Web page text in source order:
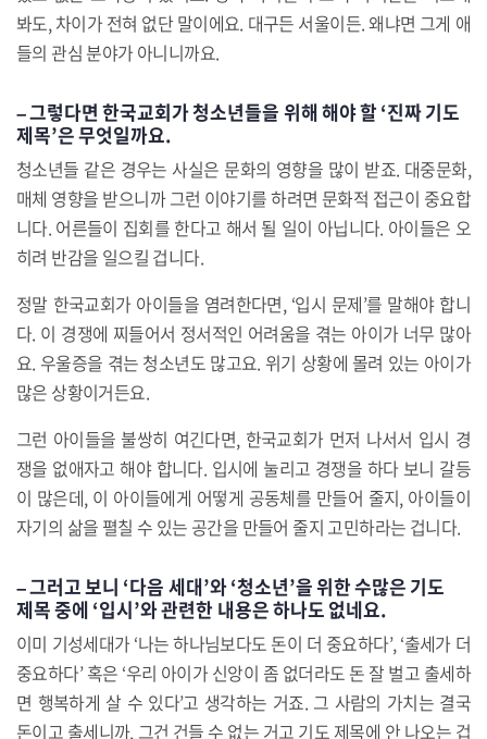
봐도, 차이가 전혀 없단 말이에요. 대구든 서울이든. 왜냐면 그게 애
들의 관심 분야가 아니니까요.
– 그렇다면 한국교회가 청소년들을 위해 해야 할 ‘진짜 기도
제목’은 무엇일까요.
청소년들 같은 경우는 사실은 문화의 영향을 많이 받죠. 대중문화,
매체 영향을 받으니까 그런 이야기를 하려면 문화적 접근이 중요합
니다. 어른들이 집회를 한다고 해서 될 일이 아닙니다. 아이들은 오
히려 반감을 일으킬 겁니다.
정말 한국교회가 아이들을 염려한다면, ‘입시 문제’를 말해야 합니
다. 이 경쟁에 찌들어서 정서적인 어려움을 겪는 아이가 너무 많아
요. 우울증을 겪는 청소년도 많고요. 위기 상황에 몰려 있는 아이가
많은 상황이거든요.
그런 아이들을 불쌍히 여긴다면, 한국교회가 먼저 나서서 입시 경
쟁을 없애자고 해야 합니다. 입시에 눌리고 경쟁을 하다 보니 갈등
이 많은데, 이 아이들에게 어떻게 공동체를 만들어 줄지, 아이들이
자기의 삶을 펼칠 수 있는 공간을 만들어 줄지 고민하라는 겁니다.
– 그러고 보니 ‘다음 세대’와 ‘청소년’을 위한 수많은 기도
제목 중에 ‘입시’와 관련한 내용은 하나도 없네요.
이미 기성세대가 ‘나는 하나님보다도 돈이 더 중요하다’, ‘출세가 더
중요하다’ 혹은 ‘우리 아이가 신앙이 좀 없더라도 돈 잘 벌고 출세하
면 행복하게 살 수 있다’고 생각하는 거죠. 그 사람의 가치는 결국
돈이고 출세니까, 그건 건들 수 없는 거고 기도 제목에 안 나오는 겁